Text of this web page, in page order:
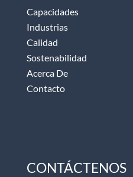
Capacidades
Industrias
Calidad
Sostenabilidad
Acerca De
Contacto
CONTÁCTENOS